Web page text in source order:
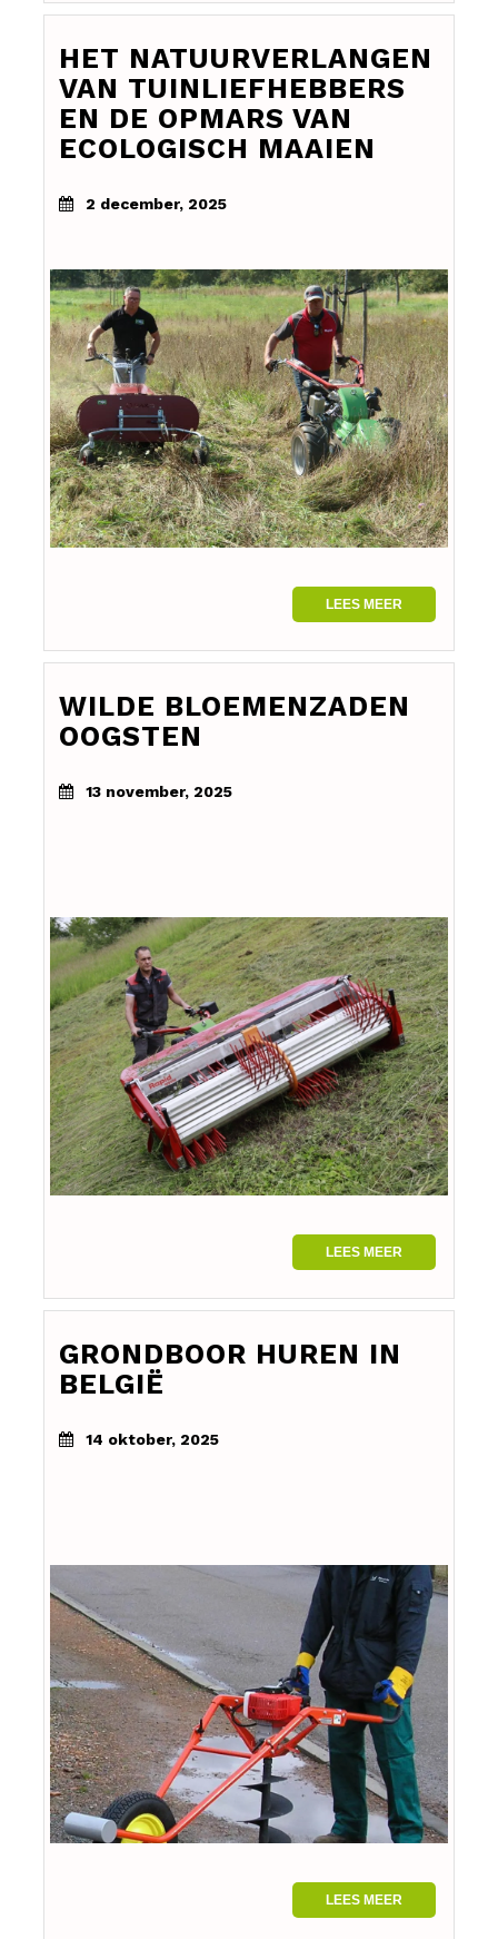
HET NATUURVERLANGEN
VAN TUINLIEFHEBBERS
EN DE OPMARS VAN
ECOLOGISCH MAAIEN
2 december, 2025
LEES MEER
WILDE BLOEMENZADEN
OOGSTEN
13 november, 2025
LEES MEER
GRONDBOOR HUREN IN
BELGIË
14 oktober, 2025
LEES MEER